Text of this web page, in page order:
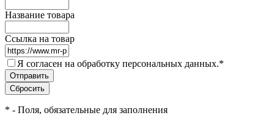
Название товара
Ссылка на товар
Я согласен на обработку персональных данных.*
* - Поля, обязательные для заполнения